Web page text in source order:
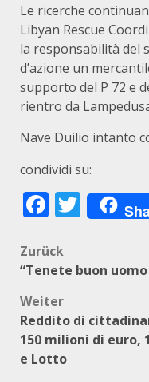
Le ricerche
Libyan Rescue
la responsabilità del
d’azione un
supporto del P 72 e
rientro da
Nave Duilio intanto
condividi su:
Zurück
“Tenete buon
Weiter
Reddito di
150 milioni di euro,
e Lotto